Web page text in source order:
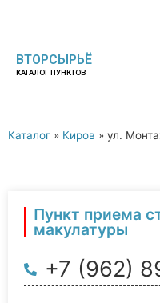
ВТОРСЫРЬЁ
КАТАЛОГ ПУНКТОВ
Каталог » Киров » ул.
Пункт приема
макулатуры
+7 (962)